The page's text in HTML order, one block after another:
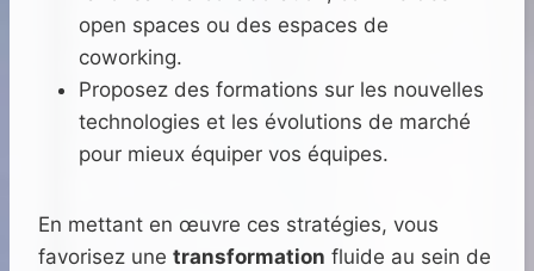
open spaces ou des espaces de
coworking.
Proposez des formations sur les nouvelles
technologies et les évolutions de marché
pour mieux équiper vos équipes.
En mettant en œuvre ces stratégies, vous
favorisez une transformation fluide au sein de